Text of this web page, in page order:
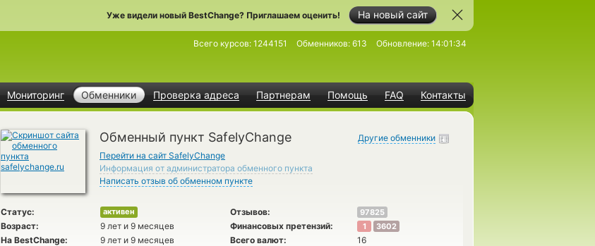
На новый сайт
Уже видели новый BestChange? Приглашаем оценить!
Мониторинг Обменники Проверка адреса Партнерам Помощь FAQ Контакты
Всего курсов: 1244151 Обменников: 613 Обновление: 14:01:34
Обменный пункт SafelyChange
Перейти на сайт SafelyChange
Информация от администратора обменного пункта
Написать отзыв об обменном пункте
Другие обменники
Статус: активен Отзывов: 97825
Возраст: 9 лет и 9 месяцев Финансовых претензий: 1 3602
На BestChange: 9 лет и 9 месяцев Всего валют:
16